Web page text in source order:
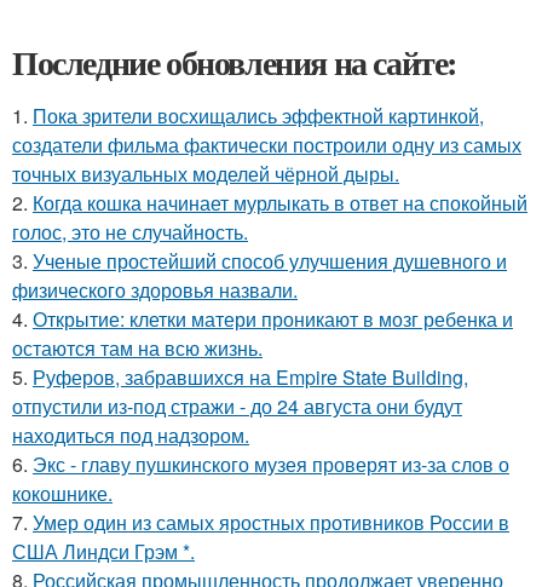
Последние обновления на сайте:
1. Пока зрители восхищались эффектной картинкой,
создатели фильма фактически построили одну из самых
точных визуальных моделей чёрной дыры.
2. Когда кошка начинает мурлыкать в ответ на спокойный
голос, это не случайность.
3. Ученые простейший способ улучшения душевного и
физического здоровья назвали.
4. Открытие: клетки матери проникают в мозг ребенка и
остаются там на всю жизнь.
5. Руферов, забравшихся на Empire State Building,
отпустили из-под стражи - до 24 августа они будут
находиться под надзором.
6. Экс - главу пушкинского музея проверят из-за слов о
кокошнике.
7. Умер один из самых яростных противников России в
США Линдси Грэм *.
8. Российская промышленность продолжает уверенно